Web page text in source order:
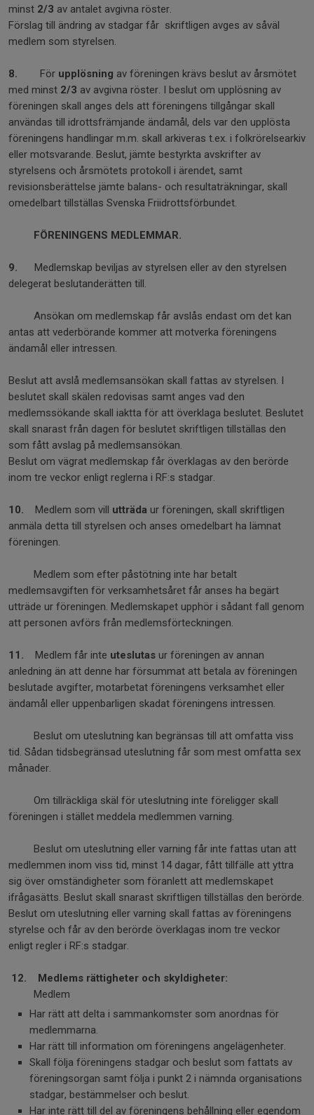
minst 2/3 av antalet avgivna röster.
Förslag till ändring av stadgar får skriftligen avges av såväl
medlem som styrelsen.
8. För upplösning av föreningen krävs beslut av årsmötet
med minst 2/3 av avgivna röster. I beslut om upplösning av
föreningen skall anges dels att föreningens tillgångar skall
användas till idrottsfrämjande ändamål, dels var den upplösta
föreningens handlingar m.m. skall arkiveras t.ex. i folkrörelsearkiv
eller motsvarande. Beslut, jämte bestyrkta avskrifter av
styrelsens och årsmötets protokoll i ärendet, samt
revisionsberättelse jämte balans- och resultaträkningar, skall
omedelbart tillställas Svenska Friidrottsförbundet.
FÖRENINGENS MEDLEMMAR.
9. Medlemskap beviljas av styrelsen eller av den styrelsen
delegerat beslutanderätten till.
Ansökan om medlemskap får avslås endast om det kan
antas att vederbörande kommer att motverka föreningens
ändamål eller intressen.
Beslut att avslå medlemsansökan skall fattas av styrelsen. I
beslutet skall skälen redovisas samt anges vad den
medlemssökande skall iaktta för att överklaga beslutet. Beslutet
skall snarast från dagen för beslutet skriftligen tillställas den
som fått avslag på medlemsansökan.
Beslut om vägrat medlemskap får överklagas av den berörde
inom tre veckor enligt reglerna i RF:s stadgar.
10. Medlem som vill utträda ur föreningen, skall skriftligen
anmäla detta till styrelsen och anses omedelbart ha lämnat
föreningen.
Medlem som efter påstötning inte har betalt
medlemsavgiften för verksamhetsåret får anses ha begärt
utträde ur föreningen. Medlemskapet upphör i sådant fall genom
att personen avförs från medlemsförteckningen.
11. Medlem får inte uteslutas ur föreningen av annan
anledning än att denne har försummat att betala av föreningen
beslutade avgifter, motarbetat föreningens verksamhet eller
ändamål eller uppenbarligen skadat föreningens intressen.
Beslut om uteslutning kan begränsas till att omfatta viss
tid. Sådan tidsbegränsad uteslutning får som mest omfatta sex
månader.
Om tillräckliga skäl för uteslutning inte föreligger skall
föreningen i stället meddela medlemmen varning.
Beslut om uteslutning eller varning får inte fattas utan att
medlemmen inom viss tid, minst 14 dagar, fått tillfälle att yttra
sig över omständigheter som föranlett att medlemskapet
ifrågasätts. Beslut skall snarast skriftligen tillställas den berörde.
Beslut om uteslutning eller varning skall fattas av föreningens
styrelse och får av den berörde överklagas inom tre veckor
enligt regler i RF:s stadgar.
12. Medlems rättigheter och skyldigheter:
Medlem
Har rätt att delta i sammankomster som anordnas för
medlemmarna.
Har rätt till information om föreningens angelägenheter.
Skall följa föreningens stadgar och beslut som fattats av
föreningsorgan samt följa i punkt 2 i nämnda organisations
stadgar, bestämmelser och beslut.
Har inte rätt till del av föreningens behållning eller egendom